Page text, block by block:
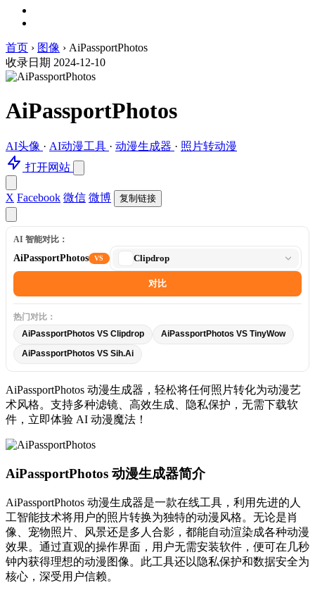
首页 › 图像 › AiPassportPhotos
收录日期 2024-12-10
AiPassportPhotos
AI头像 · AI动漫工具 · 动漫生成器 · 照片转动漫
打开网站
X Facebook 微信 微博 复制链接
AI 智能对比：
AiPassportPhotos VS
比
Clipdrop
对比
热门对比：
AiPassportPhotos VS Clipdrop
AiPassportPhotos VS TinyWow
AiPassportPhotos VS Sih.Ai
AiPassportPhotos 动漫生成器，轻松将任何照片转化为动漫艺
术风格。支持多种滤镜、高效生成、隐私保护，无需下载软
件，立即体验 AI 动漫魔法！
AiPassportPhotos 动漫生成器简介
AiPassportPhotos 动漫生成器是一款在线工具，利用先进的人
工智能技术将用户的照片转换为独特的动漫风格。无论是肖
像、宠物照片、风景还是多人合影，都能自动渲染成各种动漫
效果。通过直观的操作界面，用户无需安装软件，便可在几秒
钟内获得理想的动漫图像。此工具还以隐私保护和数据安全为
核心，深受用户信赖。